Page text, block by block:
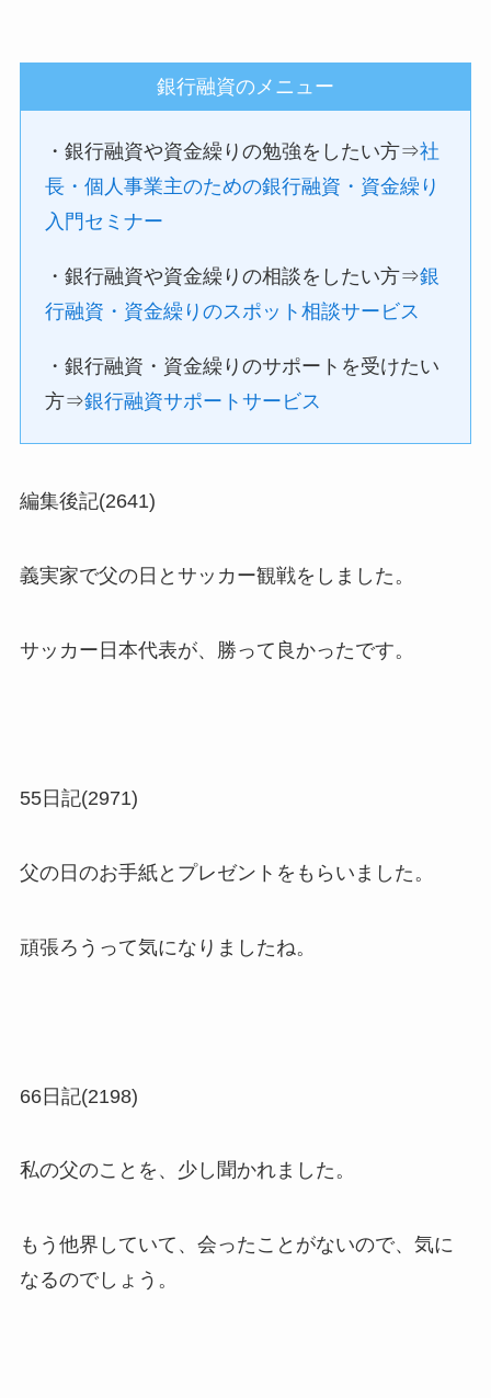
銀行融資のメニュー
・銀行融資や資金繰りの勉強をしたい方⇒社
長・個人事業主のための銀行融資・資金繰り
入門セミナー
・銀行融資や資金繰りの相談をしたい方⇒銀
行融資・資金繰りのスポット相談サービス
・銀行融資・資金繰りのサポートを受けたい
方⇒銀行融資サポートサービス
編集後記(2641)
義実家で父の日とサッカー観戦をしました。
サッカー日本代表が、勝って良かったです。
55日記(2971)
父の日のお手紙とプレゼントをもらいました。
頑張ろうって気になりましたね。
66日記(2198)
私の父のことを、少し聞かれました。
もう他界していて、会ったことがないので、気に
なるのでしょう。